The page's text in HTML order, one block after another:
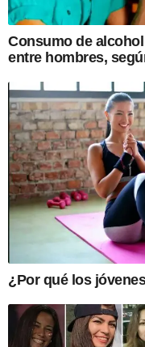
Consumo de
entre hombres,
¿Por qué los